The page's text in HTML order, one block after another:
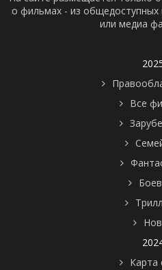
о фильмах - из
или медиа
Все
Карта